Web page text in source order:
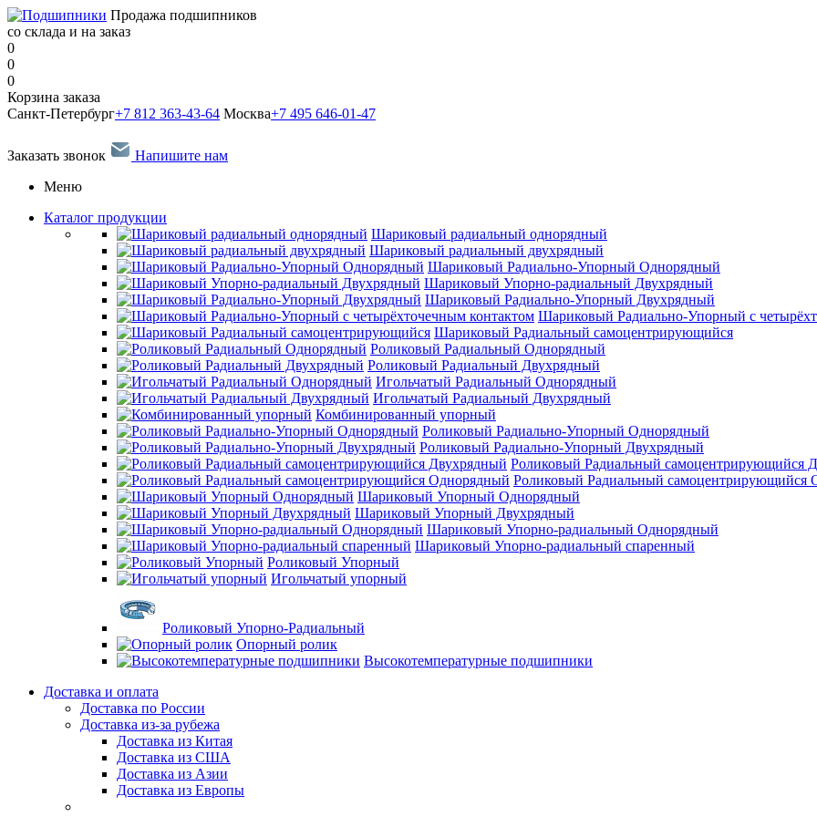
Продажа подшипников
со склада и на заказ
0
0
0
Корзина заказа
Санкт-Петербург+7 812 363-43-64 Москва+7 495 646-01-47
Заказать звонок
Напишите нам
Меню
Каталог продукции
Шариковый радиальный однорядный
Шариковый радиальный двухрядный
Шариковый Радиально-Упорный Однорядный
Шариковый Упорно-радиальный Двухрядный
Шариковый Радиально-Упорный Двухрядный
Шариковый Радиально-Упорный с
Шариковый Радиальный самоцентрирующийся
Роликовый Радиальный Однорядный
Роликовый Радиальный Двухрядный
Игольчатый Радиальный Однорядный
Игольчатый Радиальный Двухрядный
Комбинированный упорный
Роликовый Радиально-Упорный Однорядный
Роликовый Радиально-Упорный Двухрядный
Роликовый Радиальный самоцентрирующийся
Роликовый Радиальный самоцентрирующийся
Шариковый Упорный Однорядный
Шариковый Упорный Двухрядный
Шариковый Упорно-радиальный Однорядный
Шариковый Упорно-радиальный спаренный
Роликовый Упорный
Игольчатый упорный
Роликовый Упорно-Радиальный
Опорный ролик
Высокотемпературные подшипники
Доставка и оплата
Доставка по России
Доставка из-за рубежа
Доставка из Китая
Доставка из США
Доставка из Азии
Доставка из Европы